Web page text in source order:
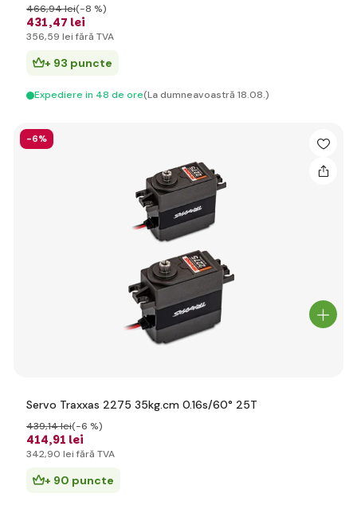
431,47 lei
466,94 lei(-8 %)
356,59 lei fără TVA
+ 93 puncte
Expediere in 48 de ore(La dumneavoastră 18.08.)
-6%
Servo Traxxas 2275 35kg.cm 0.16s/60° 25T
414,91 lei
439,14 lei(-6 %)
342,90 lei fără TVA
+ 90 puncte